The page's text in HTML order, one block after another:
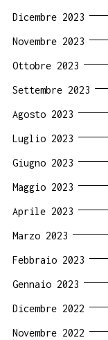
Dicembre 2023
Novembre 2023
Ottobre 2023
Settembre 2023
Agosto 2023
Luglio 2023
Giugno 2023
Maggio 2023
Aprile 2023
Marzo 2023
Febbraio 2023
Gennaio 2023
Dicembre 2022
Novembre 2022